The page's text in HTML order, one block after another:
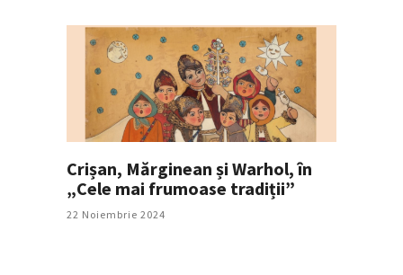
Crișan, Mărginean și Warhol, în
„Cele mai frumoase tradiții”
22 Noiembrie 2024